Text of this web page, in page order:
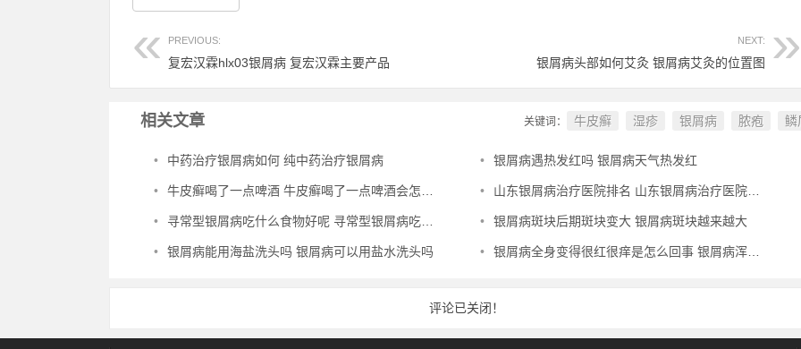
PREVIOUS:
复宏汉霖hlx03银屑病 复宏汉霖主要产品
NEXT:
银屑病头部如何艾灸 银屑病艾灸的位置图
相关文章 关键词： 牛皮癣 湿疹 银屑病 脓疱 鳞
• 中药治疗银屑病如何 纯中药治疗银屑病 • 银屑病遇热发红吗 银屑病天气热发红
• 牛皮癣喝了一点啤酒 牛皮癣喝了一点啤酒会怎么样 • 山东银屑病治疗医院排名 山东银屑病治疗医院排名榜
• 寻常型银屑病吃什么食物好呢 寻常型银屑病吃什么药效果好 • 银屑病斑块后期斑块变大 银屑病斑块越来越大
• 银屑病能用海盐洗头吗 银屑病可以用盐水洗头吗 • 银屑病全身变得很红很痒是怎么回事 银屑病浑身痒怎么办
评论已关闭！